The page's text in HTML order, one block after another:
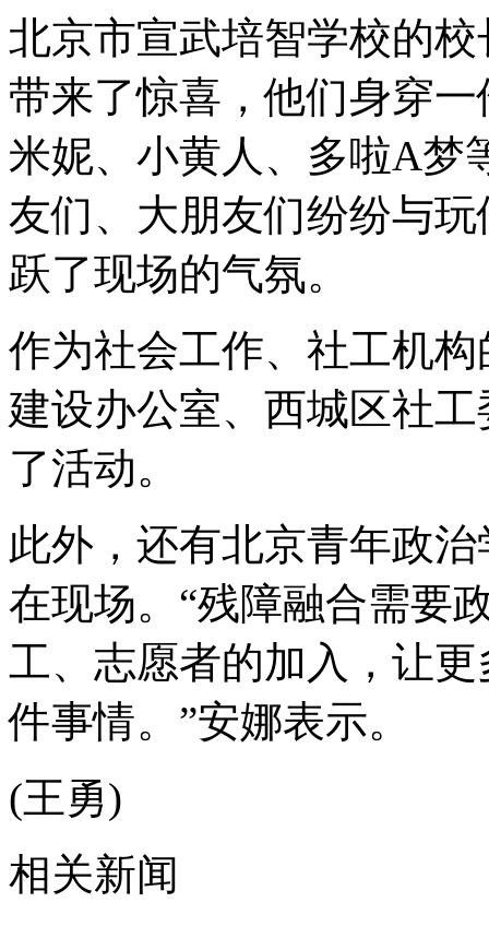
北京市宣武培智学校的
带来了惊喜，他们身穿
米妮、小黄人、多啦A梦
友们、大朋友们纷纷与
跃了现场的气氛。
作为社会工作、社工机
建设办公室、西城区社
了活动。
此外，还有北京青年政
在现场。“残障融合需要
工、志愿者的加入，让
件事情。”安娜表示。
(王勇)
相关新闻